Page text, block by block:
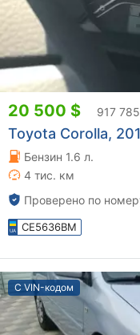
20 500 $ 917
Toyota Corolla,
Бензин 1.6 л.
4 тис. км
Проверено по
CE5636BM
С VIN-кодом